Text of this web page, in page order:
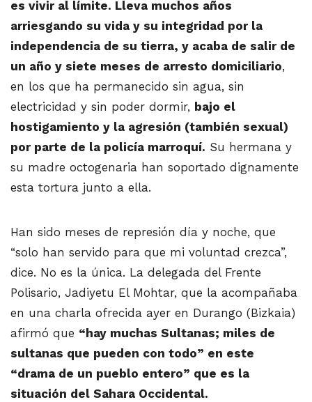
es vivir al límite. Lleva muchos años
arriesgando su vida y su integridad por la
independencia de su tierra, y acaba de salir de
un año y siete meses de arresto domiciliario,
en los que ha permanecido sin agua, sin
electricidad y sin poder dormir, bajo el
hostigamiento y la agresión (también sexual)
por parte de la policía marroquí. Su hermana y
su madre octogenaria han soportado dignamente
esta tortura junto a ella.
Han sido meses de represión día y noche, que
“solo han servido para que mi voluntad crezca”,
dice. No es la única. La delegada del Frente
Polisario, Jadiyetu El Mohtar, que la acompañaba
en una charla ofrecida ayer en Durango (Bizkaia)
afirmó que “hay muchas Sultanas; miles de
sultanas que pueden con todo” en este
“drama de un pueblo entero” que es la
situación del Sahara Occidental.